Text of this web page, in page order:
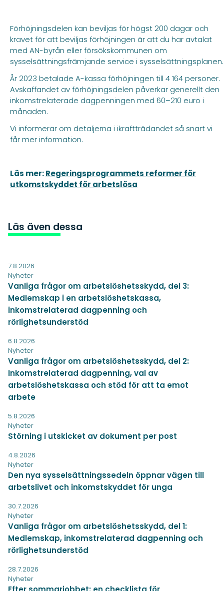
Läs även dessa
7.8.2026
Nyheter
Vanliga frågor om arbetslöshetsskydd, del 3:
Medlemskap i en arbetslöshetskassa,
inkomstrelaterad dagpenning och
rörlighetsunderstöd
6.8.2026
Nyheter
Vanliga frågor om arbetslöshetsskydd, del 2:
Inkomstrelaterad dagpenning, val av
arbetslöshetskassa och stöd för att ta emot
arbete
5.8.2026
Nyheter
Störning i utskicket av dokument per post
4.8.2026
Nyheter
Den nya sysselsättningssedeln öppnar vägen till
arbetslivet och inkomstskyddet för unga
30.7.2026
Nyheter
Vanliga frågor om arbetslöshetsskydd, del 1:
Medlemskap, inkomstrelaterad dagpenning och
rörlighetsunderstöd
28.7.2026
Nyheter
Förhöjningsdelen kan beviljas för högst 200 dagar och
kravet för att beviljas förhöjningen är att du har avtalat
med AN-byrån eller försökskommunen om
sysselsättningsfrämjande service i sysselsättningsplanen.
År 2023 betalade A-kassa förhöjningen till 4 164 personer.
Avskaffandet av förhöjningsdelen påverkar generellt den
inkomstrelaterade dagpenningen med 60–210 euro i
månaden.
Vi informerar om detaljerna i ikraftträdandet så snart vi
får mer information.
Läs mer:Regeringsprogrammets reformer för
utkomstskyddet för arbetslösa